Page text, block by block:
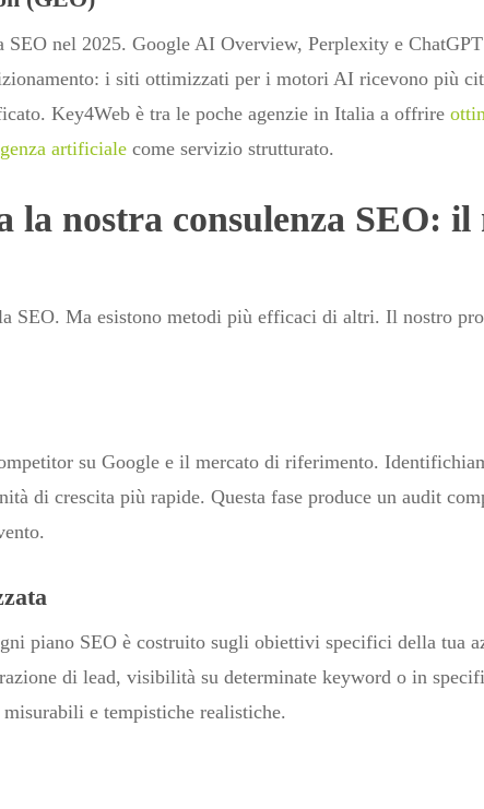
nel 2025. Google AI Overview, Perplexity e ChatGPT
i siti ottimizzati per i motori AI ricevono più
Key4Web è tra le poche agenzie in Italia a offrire
artificiale come servizio strutturato.
la nostra consulenza SEO: il
SEO. Ma esistono metodi più efficaci di altri. Il nostro
su Google e il mercato di riferimento.
di crescita più rapide. Questa fase produce un audit
piano SEO è costruito sugli obiettivi specifici della tua
di lead, visibilità su determinate keyword o in
e tempistiche realistiche.